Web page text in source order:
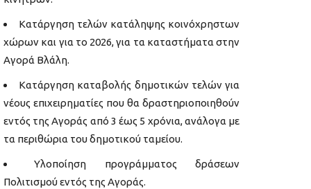
Κατάργηση τελών κατάληψης κοινόχρηστων
χώρων και για το 2026, για τα καταστήματα στην
Αγορά Βλάλη.
Κατάργηση καταβολής δημοτικών τελών για
νέους επιχειρηματίες που θα δραστηριοποιηθούν
εντός της Αγοράς από 3 έως 5 χρόνια, ανάλογα με
τα περιθώρια του δημοτικού ταμείου.
Υλοποίηση προγράμματος δράσεων
Πολιτισμού εντός της Αγοράς.